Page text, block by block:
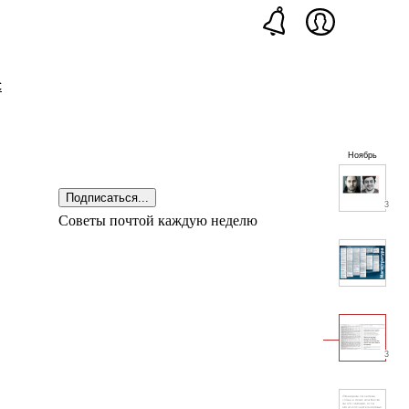
Ноябрь
3
3
Подписаться...
Советы почтой каждую неделю